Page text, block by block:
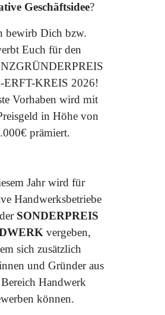
Geschäftsidee?
bewirb Dich bzw.
Euch für den
ERFT-KREIS 2026!
Vorhaben wird mit
in Höhe von
prämiert.
Jahr wird für
Handwerksbetriebe
der SONDERPREIS
vergeben,
sich zusätzlich
und Gründer aus
Handwerk
können.